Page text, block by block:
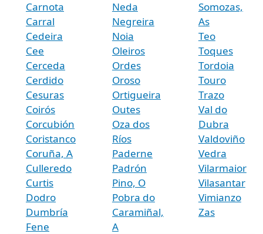
Carnota
Carral
Cedeira
Cee
Cerceda
Cerdido
Cesuras
Coirós
Corcubión
Coristanco
Coruña, A
Culleredo
Curtis
Dodro
Dumbría
Fene
Neda
Negreira
Noia
Oleiros
Ordes
Oroso
Ortigueira
Outes
Oza dos
Ríos
Paderne
Padrón
Pino, O
Pobra do
Caramiñal,
A
Somozas,
As
Teo
Toques
Tordoia
Touro
Trazo
Val do
Dubra
Valdoviño
Vedra
Vilarmaior
Vilasantar
Vimianzo
Zas